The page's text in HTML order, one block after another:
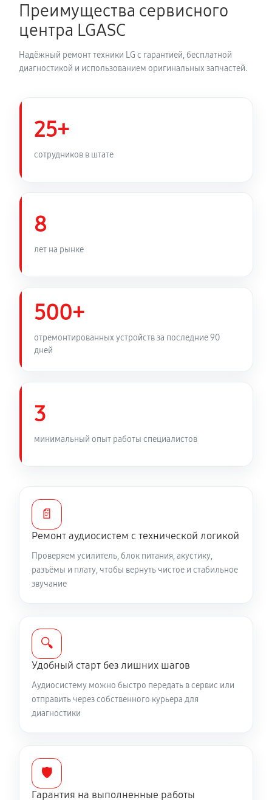
Замена динамика аудиосистемы LG CM9740
1350 руб
Обновление ПО аудиосистемы LG CM9740
Замена корпуса аудиосистемы LG CM9740
Преимущества сервисного
центра LGASC
Надёжный ремонт техники LG с гарантией, бесплатной
диагностикой и использованием оригинальных запчастей.
25+
сотрудников в штате
8
лет на рынке
500+
отремонтированных устройств за последние 90
дней
3
минимальный опыт работы специалистов
📄
Ремонт аудиосистем с технической логикой
Проверяем усилитель, блок питания, акустику,
разъёмы и плату, чтобы вернуть чистое и стабильное
звучание
🔍
Удобный старт без лишних шагов
Аудиосистему можно быстро передать в сервис или
отправить через собственного курьера для
диагностики
🛡️
Гарантия на выполненные работы